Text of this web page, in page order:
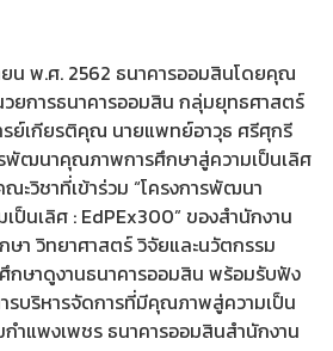
น พ.ศ. 2562 ธนาคารออมสินโดยคุณ
ยการธนาคารออมสิน กลุ่มยุทธศาสตร์
รย์เกียรติคุณ นายแพทย์อาวุธ ศรีศุกรี
พัฒนาคุณภาพการศึกษาสู่ความเป็นเลิศ
วิชาที่เข้าร่วม “โครงการพัฒนา
นเลิศ : EdPEx300” ของสำนักงาน
า วิทยาศาสตร์ วิจัยและนวัตกรรม
กษาดูงานธนาคารออมสิน พร้อมรับฟัง
ารบริหารจัดการที่มีคุณภาพสู่ความเป็น
กำแพงเพชร ธนาคารออมสินสำนักงาน